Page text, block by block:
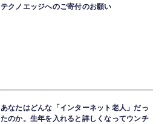
テクノエッジへのご寄付のお願い
あなたはどんな「インターネット老人」だっ
たのか。生年を入れると詳しくなってウンチ